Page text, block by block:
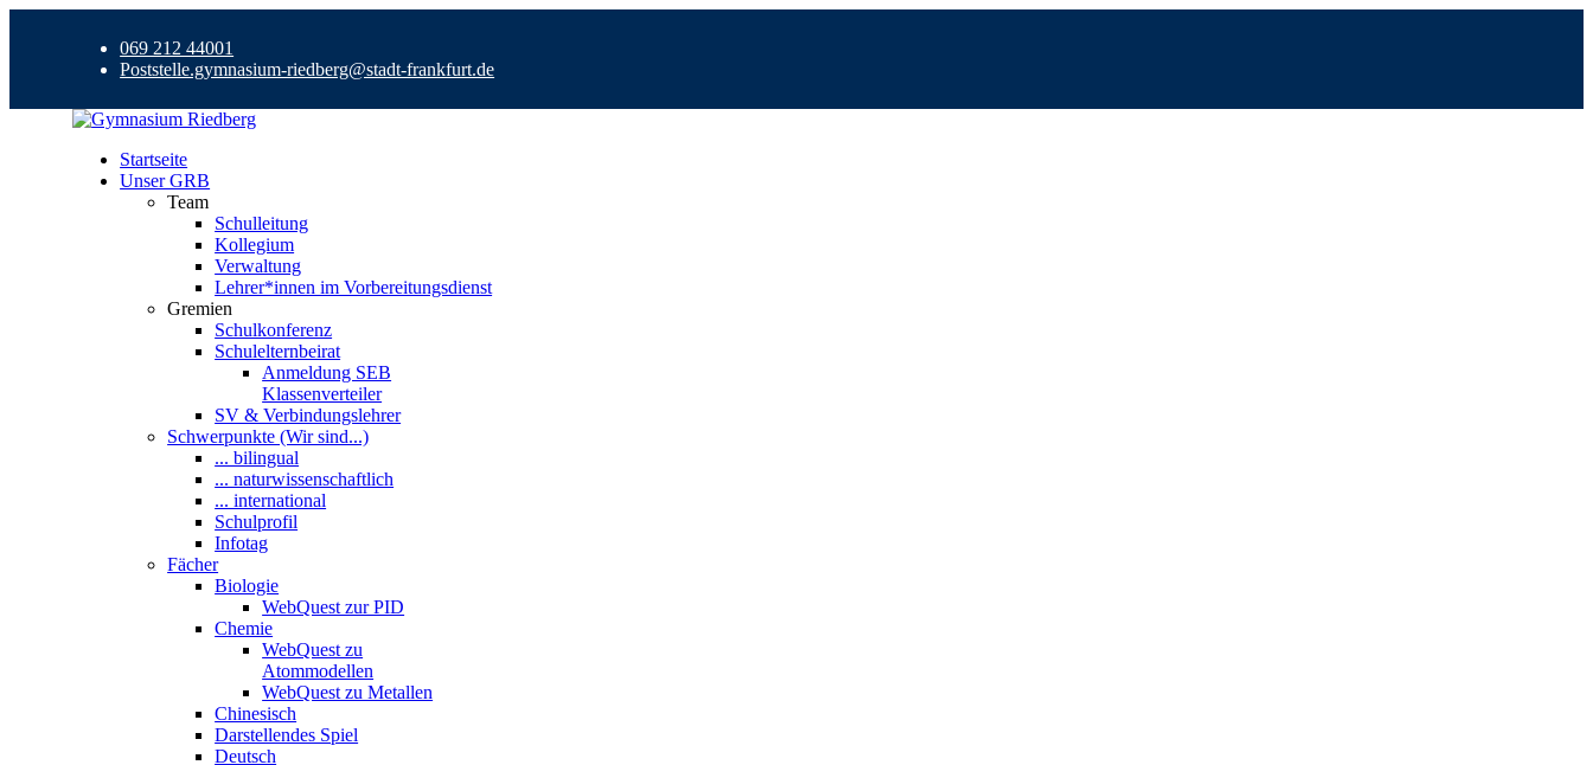
069 212 44001
Poststelle.gymnasium-riedberg@stadt-frankfurt.de
Startseite
Unser GRB
Team
Schulleitung
Kollegium
Verwaltung
Lehrer*innen im Vorbereitungsdienst
Gremien
Schulkonferenz
Schulelternbeirat
Anmeldung SEB
Klassenverteiler
SV & Verbindungslehrer
Schwerpunkte (Wir sind...)
... bilingual
... naturwissenschaftlich
... international
Schulprofil
Infotag
Fächer
Biologie
WebQuest zur PID
Chemie
WebQuest zu
Atommodellen
WebQuest zu Metallen
Chinesisch
Darstellendes Spiel
Deutsch